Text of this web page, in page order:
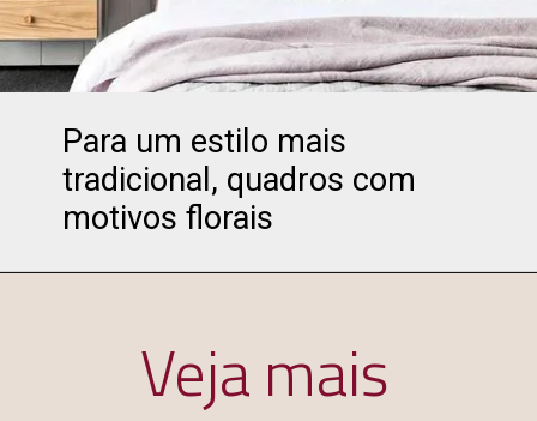
Para um estilo mais
tradicional, quadros com
motivos florais
Veja mais